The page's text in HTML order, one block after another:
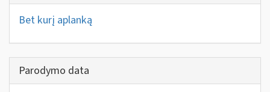
Bet kurį aplanką
Parodymo data